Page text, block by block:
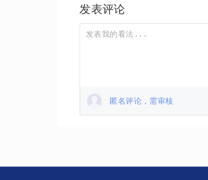
发表评论
匿名评论，需审核